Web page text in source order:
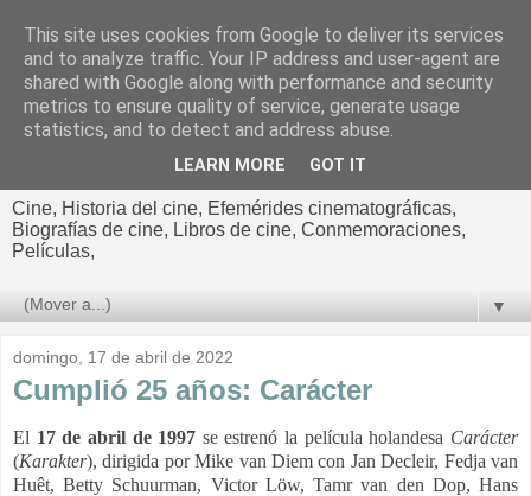
El cultural
cinematográfico de Jorge
Cine, Historia del cine, Efemérides cinematográficas,
Biografías de cine, Libros de cine, Conmemoraciones,
Películas,
▼
domingo, 17 de abril de 2022
Cumplió 25 años: Carácter
El 17 de abril de 1997 se estrenó la película holandesa Carácter
(Karakter), dirigida por Mike van Diem con Jan Decleir, Fedja van
Huêt, Betty Schuurman, Victor Löw, Tamr van den Dop, Hans
This site uses cookies from Google to deliver its services
and to analyze traffic. Your IP address and user-agent are
shared with Google along with performance and security
metrics to ensure quality of service, generate usage
statistics, and to detect and address abuse.
LEARN MORE GOT IT